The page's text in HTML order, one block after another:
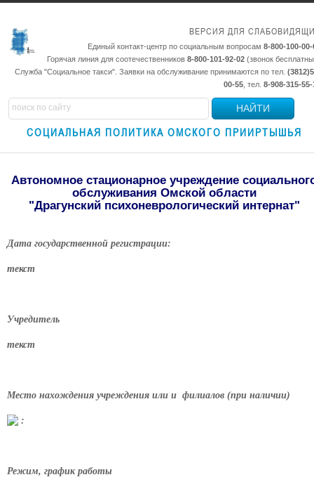
ВЕРСИЯ ДЛЯ
Единый контакт-центр по социальным вопросам 8-800-100-00-
Горячая линия для соотечественников 8-800-101-92-02 (звонок
Служба "Социальное такси". Заявки на обслуживание принимаются по тел.
00-55 , тел. 8-908-315-55-
НАЙТИ
СОЦИАЛЬНАЯ ПОЛИТИКА ОМСКОГО ПРИИРТЫШЬЯ
Автономное стационарное учреждение
обслуживания Омской области
"Драгунский психоневрологический интернат"
Дата государственной регистрации:
текст
Учредитель
текст
Место нахождения учреждения или и филиалов (при наличии)
:
Режим, график работы